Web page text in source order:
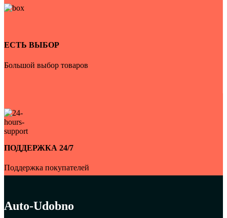
ЕСТЬ ВЫБОР
Большой выбор товаров
ПОДДЕРЖКА 24/7
Поддержка покупателей
Auto-Udobno